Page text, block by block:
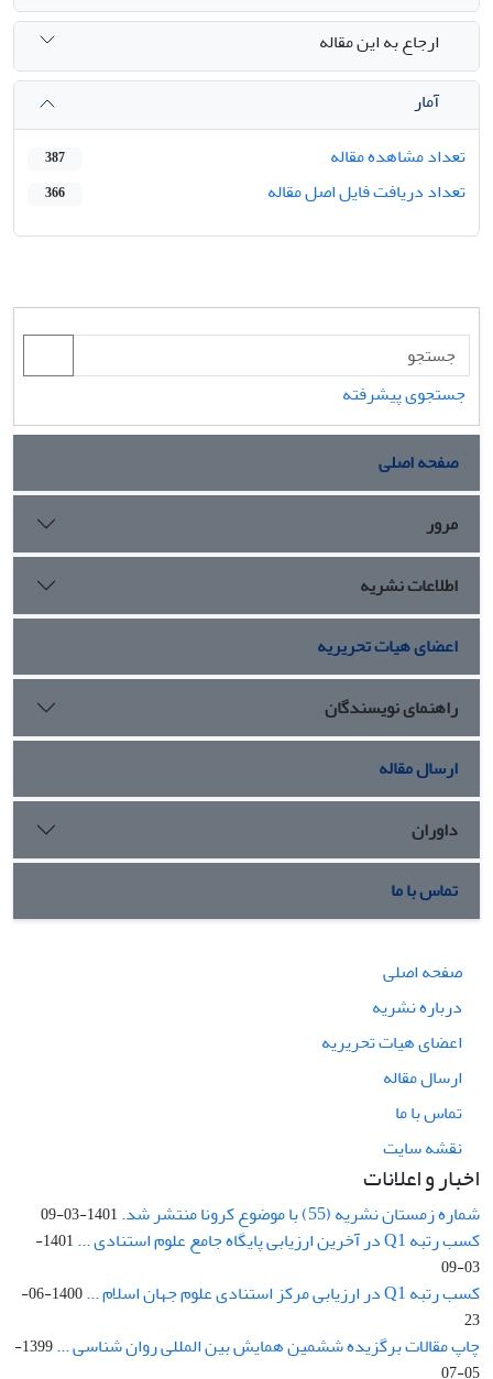
ارجاع به این مقاله
آمار
تعداد مشاهده مقاله
387
تعداد دریافت فایل اصل مقاله 366
جستجوی پیشرفته
صفحه اصلی
مرور
اطلاعات نشریه
اعضای هیات تحریریه
راهنمای نویسندگان
ارسال مقاله
داوران
تماس با ما
صفحه اصلی
درباره نشریه
اعضای هیات تحریریه
ارسال مقاله
تماس با ما
نقشه سایت
اخبار و اعلانات
شماره زمستان نشریه (55) با موضوع کرونا منتشر شد. 1401-03-09
کسب رتبه Q1 در آخرین ارزیابی پایگاه جامع علوم استنادی ...
1401-
03-09
کسب رتبه Q1 در ارزیابی مرکز استنادی علوم جهان اسلام ...
1400-06-
23
چاپ مقالات برگزیده ششمین همایش بین المللی روان شناسی ...
1399-